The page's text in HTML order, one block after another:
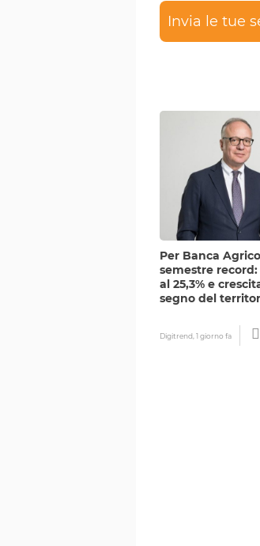
Invia le tue
Per Banca
semestre
al 25,3% e
segno del
Digitrend, 1 giorno fa